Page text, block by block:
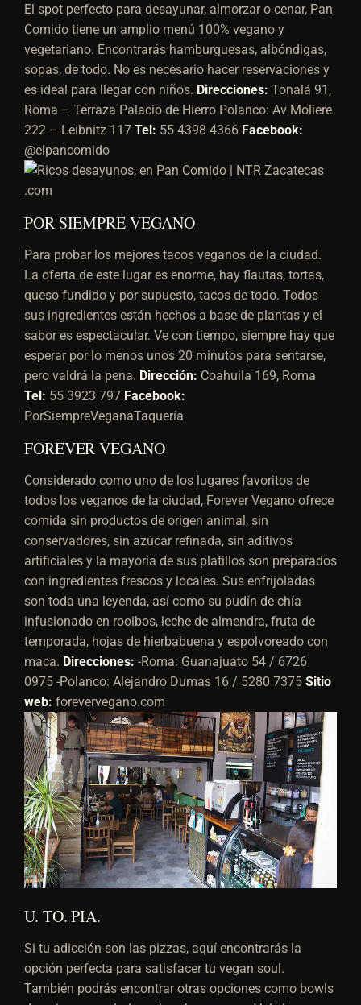
El spot perfecto para desayunar, almorzar o cenar, Pan
Comido tiene un amplio menú 100% vegano y
vegetariano. Encontrarás hamburguesas, albóndigas,
sopas, de todo. No es necesario hacer reservaciones y
es ideal para llegar con niños. Direcciones: Tonalá 91,
Roma – Terraza Palacio de Hierro Polanco: Av Moliere
222 – Leibnitz 117 Tel: 55 4398 4366 Facebook:
@elpancomido
POR SIEMPRE VEGANO
Para probar los mejores tacos veganos de la ciudad.
La oferta de este lugar es enorme, hay flautas, tortas,
queso fundido y por supuesto, tacos de todo. Todos
sus ingredientes están hechos a base de plantas y el
sabor es espectacular. Ve con tiempo, siempre hay que
esperar por lo menos unos 20 minutos para sentarse,
pero valdrá la pena. Dirección: Coahuila 169, Roma
Tel: 55 3923 797 Facebook:
PorSiempreVeganaTaquería
FOREVER VEGANO
Considerado como uno de los lugares favoritos de
todos los veganos de la ciudad, Forever Vegano ofrece
comida sin productos de origen animal, sin
conservadores, sin azúcar refinada, sin aditivos
artificiales y la mayoría de sus platillos son preparados
con ingredientes frescos y locales. Sus enfrijoladas
son toda una leyenda, así como su pudín de chía
infusionado en rooibos, leche de almendra, fruta de
temporada, hojas de hierbabuena y espolvoreado con
maca. Direcciones: -Roma: Guanajuato 54 / 6726
0975 -Polanco: Alejandro Dumas 16 / 5280 7375 Sitio
web: forevervegano.com
U. TO. PIA.
Si tu adicción son las pizzas, aquí encontrarás la
opción perfecta para satisfacer tu vegan soul.
También podrás encontrar otras opciones como bowls